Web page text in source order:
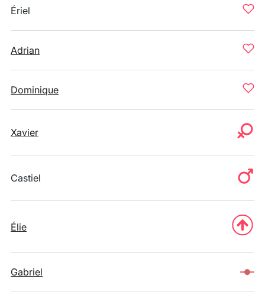
Ériel
Adrian
Dominique
Xavier
Castiel
Élie
Gabriel